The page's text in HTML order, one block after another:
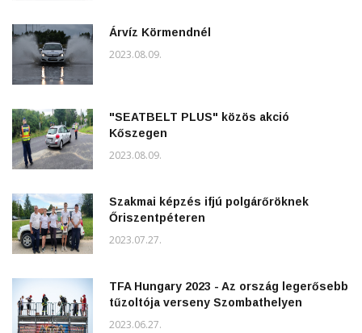
Árvíz Körmendnél
2023.08.09.
"SEATBELT PLUS" közös akció
Kőszegen
2023.08.09.
Szakmai képzés ifjú polgárőröknek
Őriszentpéteren
2023.07.27.
TFA Hungary 2023 - Az ország legerősebb
tűzoltója verseny Szombathelyen
2023.06.27.